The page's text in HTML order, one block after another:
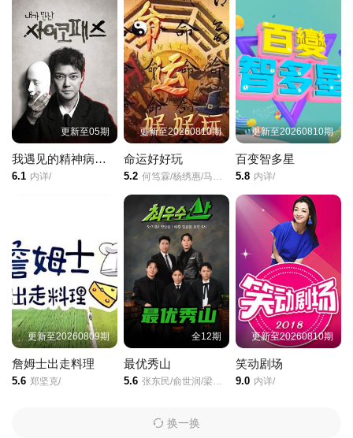
更新至05期
我遇见的精神病态者
6.1 内详/
更新至20260810期
命运好好玩
5.2 何笃霖/杨绣惠/马世莉/玛莉亚/
更新至20260810期
百变智多星
5.8 内详/
更新至20260809期
詹姆士出走料理
5.6 郑坚克/
全12期
最优秀山
5.6 张东民/俞世润/梁世炯/许卿焕/
更新至20260810期
笑动剧场
9.0 内详/
换一换